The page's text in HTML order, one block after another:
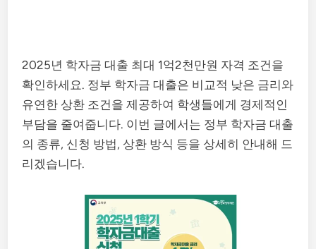
2025년 학자금 대출 최대 1억2천만원 자격 조건을
확인하세요. 정부 학자금 대출은 비교적 낮은 금리와
유연한 상환 조건을 제공하여 학생들에게 경제적인
부담을 줄여줍니다. 이번 글에서는 정부 학자금 대출
의 종류, 신청 방법, 상환 방식 등을 상세히 안내해 드
리겠습니다.